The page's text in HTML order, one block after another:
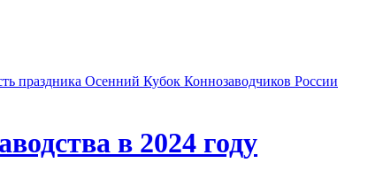
праздника Осенний Кубок Коннозаводчиков России
в 2024 году